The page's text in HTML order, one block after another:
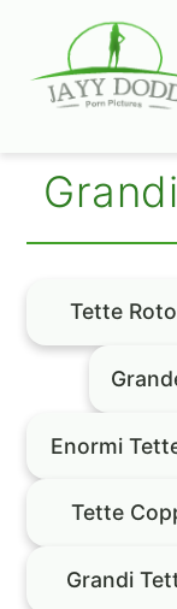
Tette
Enormi
Tette
Grandi